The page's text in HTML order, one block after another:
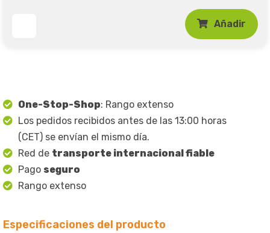
Añadir
One-Stop-Shop: Rango extenso
Los pedidos recibidos antes de las 13:00 horas
(CET) se envían el mismo día.
Red de transporte internacional fiable
Pago seguro
Rango extenso
Especificaciones del producto